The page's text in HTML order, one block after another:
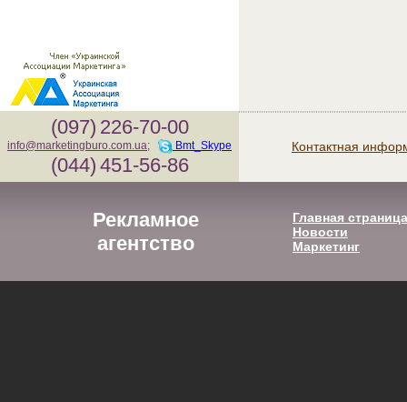
(097) 226-70-00
info@marketingburo.com.ua; Bmt_Skype
(044) 451-56-86
Контактная
Рекламное
агентство
Главная страница
Новости
Маркетинг